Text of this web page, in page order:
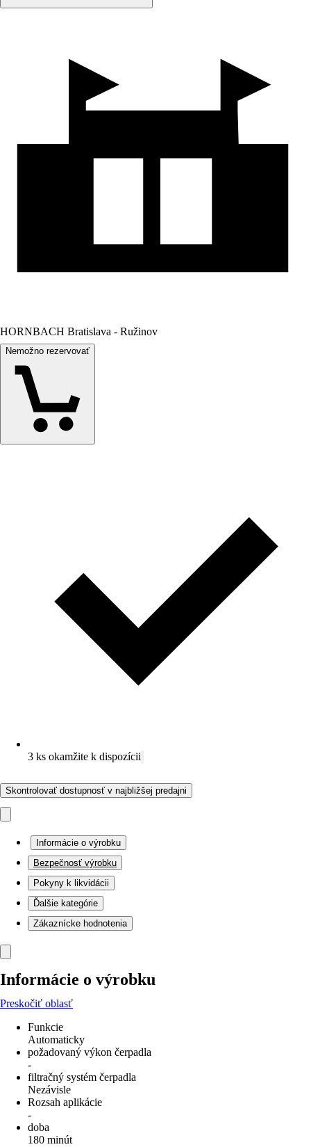
HORNBACH Bratislava - Ružinov
Nemožno rezervovať
3 ks okamžite k dispozícii
Skontrolovať dostupnosť v najbližšej predajni
Informácie o výrobku
Bezpečnosť výrobku
Pokyny k likvidácii
Ďalšie kategórie
Zákaznícke hodnotenia
Informácie o výrobku
Preskočiť oblasť
Funkcie
Automaticky
požadovaný výkon čerpadla
-
filtračný systém čerpadla
Nezávisle
Rozsah aplikácie
-
doba
180 minút